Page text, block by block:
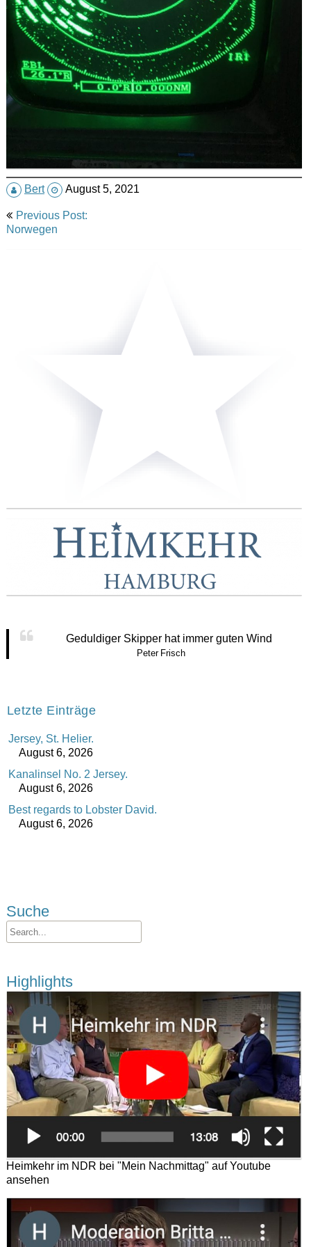
Bert August 5, 2021
Post
navigation
Previous Post:
Norwegen
Geduldiger Skipper hat immer guten Wind
Peter Frisch
Letzte Einträge
Jersey, St. Helier.
August 6, 2026
Kanalinsel No. 2 Jersey.
August 6, 2026
Best regards to Lobster David.
August 6, 2026
Suche
Highlights
Heimkehr im NDR bei "Mein Nachmittag" auf Youtube
ansehen